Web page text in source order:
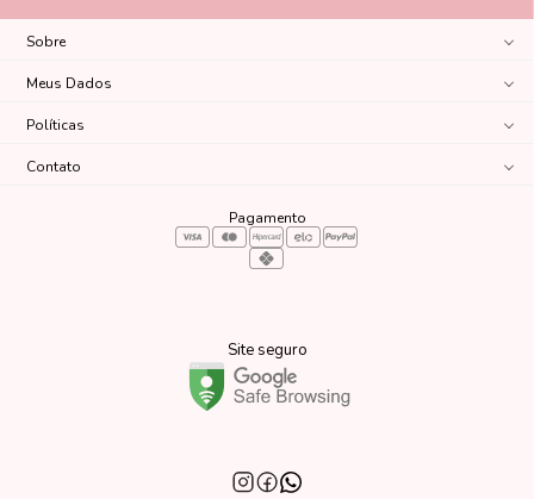
Sobre
Meus Dados
Políticas
Contato
Pagamento
Site seguro